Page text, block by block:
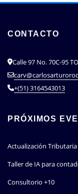
CONTACTO
Calle 97 No. 70C-95
+(51) 3164543013
PRÓXIMOS
Actualización Tributaria
Taller de IA para
Consultorio +10